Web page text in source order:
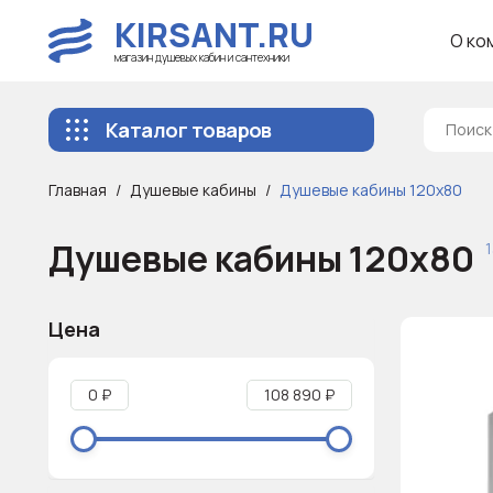
KIRSANT.RU
магазин душевых кабин и сантехники
О
Каталог товаров
Главная Душевые кабины Душевые кабины 120x80
Душевые кабины 120x80
Цена
0 ₽ 108 890 ₽